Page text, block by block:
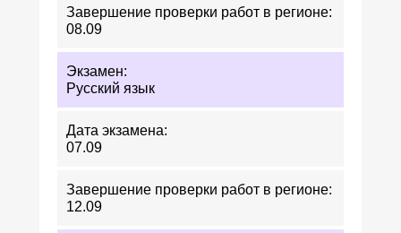
08.09
Русский язык
07.09
12.09